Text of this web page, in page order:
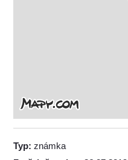
Typ:známka